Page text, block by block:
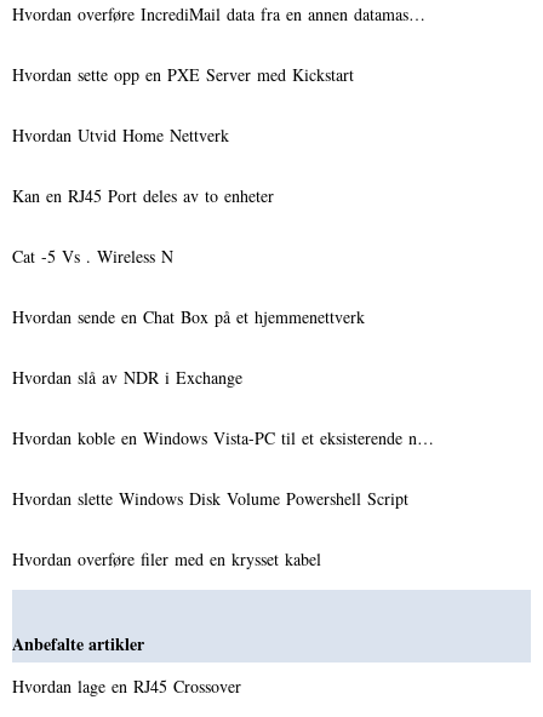
Hvordan overføre IncrediMail data fra en annen datamas…
Hvordan sette opp en PXE Server med Kickstart
Hvordan Utvid Home Nettverk
Kan en RJ45 Port deles av to enheter
Cat -5 Vs . Wireless N
Hvordan sende en Chat Box på et hjemmenettverk
Hvordan slå av NDR i Exchange
Hvordan koble en Windows Vista-PC til et eksisterende n…
Hvordan slette Windows Disk Volume Powershell Script
Hvordan overføre filer med en krysset kabel
Anbefalte artikler
Hvordan lage en RJ45 Crossover